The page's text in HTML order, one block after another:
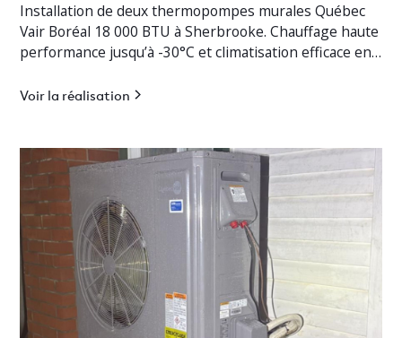
Installation de deux thermopompes murales Québec
Vair Boréal 18 000 BTU à Sherbrooke. Chauffage haute
performance jusqu’à -30°C et climatisation efficace en
Voir la réalisation